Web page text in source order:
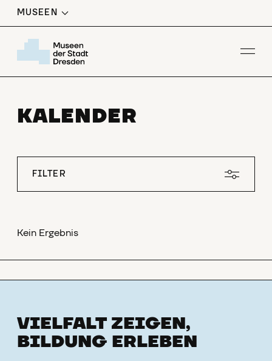
MUSEEN
KALENDER
FILTER
Kein Ergebnis
VIELFALT ZEIGEN,
BILDUNG ERLEBEN